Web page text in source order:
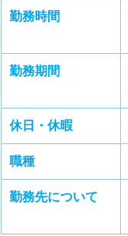
勤務時間
勤務期間
休日・休暇
職種
勤務先について